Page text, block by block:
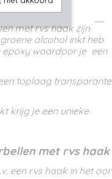
met rvs haak zijn
alcohol inkt heb
epoxy waardoor je een
toplaag transparante
krijg je een unieke
met rvs haak
een rvs haak in het oor